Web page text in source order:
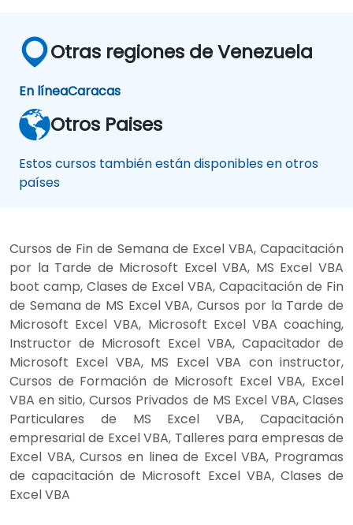
Otras regiones de Venezuela
En líneaCaracas
Otros Paises
Estos cursos también están disponibles en otros
países
Cursos de Fin de Semana de Excel VBA, Capacitación
por la Tarde de Microsoft Excel VBA, MS Excel VBA
boot camp, Clases de Excel VBA, Capacitación de Fin
de Semana de MS Excel VBA, Cursos por la Tarde de
Microsoft Excel VBA, Microsoft Excel VBA coaching,
Instructor de Microsoft Excel VBA, Capacitador de
Microsoft Excel VBA, MS Excel VBA con instructor,
Cursos de Formación de Microsoft Excel VBA, Excel
VBA en sitio, Cursos Privados de MS Excel VBA, Clases
Particulares de MS Excel VBA, Capacitación
empresarial de Excel VBA, Talleres para empresas de
Excel VBA, Cursos en linea de Excel VBA, Programas
de capacitación de Microsoft Excel VBA, Clases de
Excel VBA